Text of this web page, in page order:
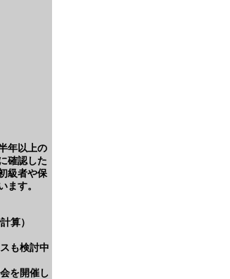
年以上の
確認した
級者や保
ます。
算）
も検討中
を開催し